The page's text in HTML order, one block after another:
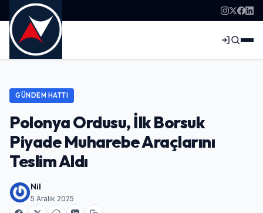
GÜNDEM HATTI
Polonya Ordusu, İlk Borsuk
Piyade Muharebe Araçlarını
Teslim Aldı
Nil
5 Aralık 2025